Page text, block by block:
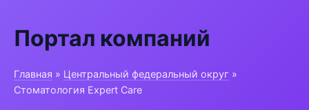
Портал компаний
Главная » Центральный федеральный округ »
Стоматология Expert Care